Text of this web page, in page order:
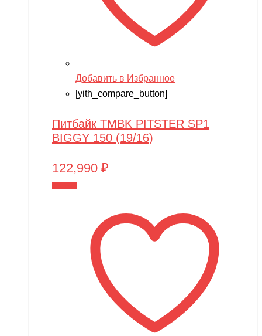
Добавить в Избранное
[yith_compare_button]
Питбайк TMBK PITSTER SP1
BIGGY 150 (19/16)
122,990 ₽